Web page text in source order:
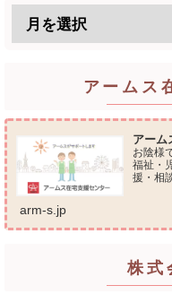
アームス
アーム
お陰様
福祉・
援・相
arm-s.jp
株式